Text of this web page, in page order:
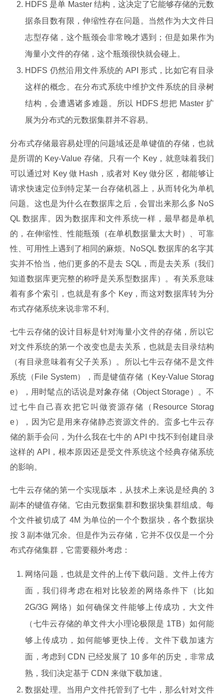
HDFS 是单 Master 结构，这决定了它能够存储的元数
据条目数有限，伸缩性存在问题。当然作为大文件日
志型存储，这个瓶颈会非常晚才遇到；但是如果作为
海量小文件的存储，这个瓶颈很快就会碰上。
HDFS 仍然沿用文件系统的 API 形式，比如它有目录
这样的概念。在分布式系统中维护文件系统的目录树
结构，会遭遇诸多难题。所以 HDFS 想把 Master 扩
展为分布式的元数据集群并不容易。
分布式存储最容易处理的问题域还是单键值的存储，也就
是所谓的 Key-Value 存储。只有一个 Key，就意味着我们
可以通过对 Key 做 Hash，或者对 Key 做分区，都能够让
请求快速定位到特定某一台存储机器上，从而转化为单机
问题。这也是为什么在数据库之后，会冒出来那么多 NoS
QL 数据库。因为数据库和文件系统一样，最早都是单机
的，在伸缩性、性能瓶颈（在单机数据量太大时）、可靠
性、可用性上遇到了相同的麻烦。NoSQL 数据库的名字其
实并不恰当，他们更多的不是去 SQL，而是去关系（我们
知道数据库更完整的称呼是关系型数据库）。有关系意味
着有多个索引，也就是有多个 Key，而这对数据库转为分
布式存储系统来说非常不利。
七牛云存储的设计目标是针对海量小文件的存储，所以它
对文件系统的第一个改变也是去关系，也就是去目录结构
（有目录意味着有父子关系）。所以七牛云存储不是文件
系统（File System），而是键值存储（Key-Value Storag
e），用时髦点的话说是对象存储（Object Storage）。不
过七牛自己喜欢把它叫做资源存储（Resource Storag
e），因为它是用来存储静态资源文件的。蛮多七牛云存
储的新手会问，为什么我在七牛的 API 中找不到创建目录
这样的 API，根本原因还是受文件系统这个经典存储系统
的影响。
七牛云存储的第一个实现版本，从技术上来说是经典的 3
副本的键值存储。它由元数据集群和数据块集群组成。每
个文件被切成了 4M 为单位的一个个数据块，各个数据块
按 3 副本做冗余。但是作为云存储，它并不仅仅是一个分
布式存储集群，它需要额外考虑：
网络问题，也就是文件的上传下载问题。文件上传方
面，我们得考虑在相对比较差的网络条件下（比如
2G/3G 网络）如何确保文件能够上传成功，大文件
（七牛云存储的单文件大小理论极限是 1TB）如何能
够上传成功，如何能够更快上传。文件下载加速方
面，考虑到 CDN 已经发展了 10 多年的历史，非常成
熟，我们决定基于 CDN 来做下载加速。
数据处理。当用户文件托管到了七牛，那么针对文件